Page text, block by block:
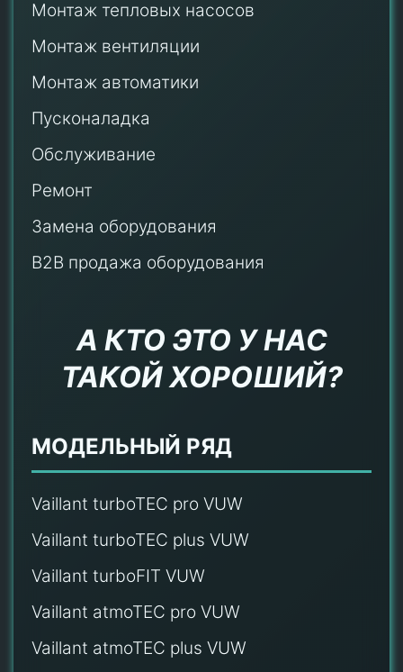
Монтаж тепловых насосов
Монтаж вентиляции
Монтаж автоматики
Пусконаладка
Обслуживание
Ремонт
Замена оборудования
B2B продажа оборудования
А КТО ЭТО У НАС
ТАКОЙ ХОРОШИЙ?
МОДЕЛЬНЫЙ РЯД
Vaillant turboTEC pro VUW
Vaillant turboTEC plus VUW
Vaillant turboFIT VUW
Vaillant atmoTEC pro VUW
Vaillant atmoTEC plus VUW